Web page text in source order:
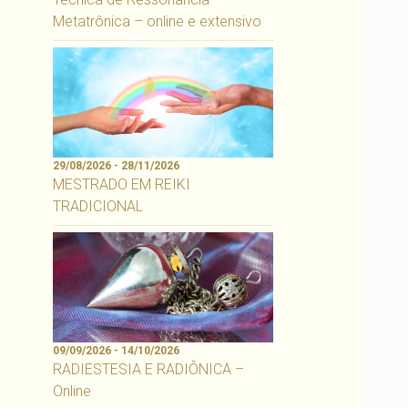
Metatrônica – online e extensivo
29/08/2026 - 28/11/2026
MESTRADO EM REIKI
TRADICIONAL
09/09/2026 - 14/10/2026
RADIESTESIA E RADIÔNICA –
Online